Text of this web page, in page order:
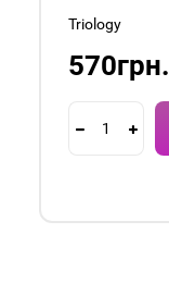
Triology
570грн.